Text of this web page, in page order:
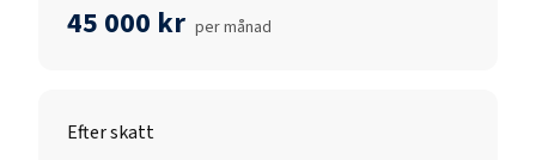
45 000 kr per månad
Efter skatt